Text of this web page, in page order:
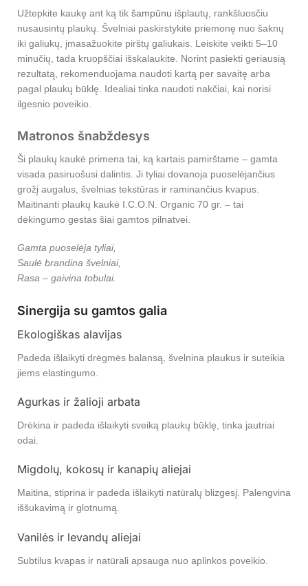
Užtepkite kaukę ant ką tik šampūnu išplautų, rankšluosčiu
nusausintų plaukų. Švelniai paskirstykite priemonę nuo šaknų
iki galiukų, įmasažuokite pirštų galiukais. Leiskite veikti 5–10
minučių, tada kruopščiai išskalaukite. Norint pasiekti geriausią
rezultatą, rekomenduojama naudoti kartą per savaitę arba
pagal plaukų būklę. Idealiai tinka naudoti nakčiai, kai norisi
ilgesnio poveikio.
Matronos šnabždesys
Ši plaukų kaukė primena tai, ką kartais pamirštame – gamta
visada pasiruošusi dalintis. Ji tyliai dovanoja puoselėjančius
grožį augalus, švelnias tekstūras ir raminančius kvapus.
Maitinanti plaukų kaukė I.C.O.N. Organic 70 gr. – tai
dėkingumo gestas šiai gamtos pilnatvei.
Gamta puoselėja tyliai,
Saulė brandina švelniai,
Rasa – gaivina tobulai.
Sinergija su gamtos galia
Ekologiškas alavijas
Padeda išlaikyti drėgmės balansą, švelnina plaukus ir suteikia
jiems elastingumo.
Agurkas ir žalioji arbata
Drėkina ir padeda išlaikyti sveiką plaukų būklę, tinka jautriai
odai.
Migdolų, kokosų ir kanapių aliejai
Maitina, stiprina ir padeda išlaikyti natūralų blizgesį. Palengvina
iššukavimą ir glotnumą.
Vanilės ir levandų aliejai
Subtilus kvapas ir natūrali apsauga nuo aplinkos poveikio.